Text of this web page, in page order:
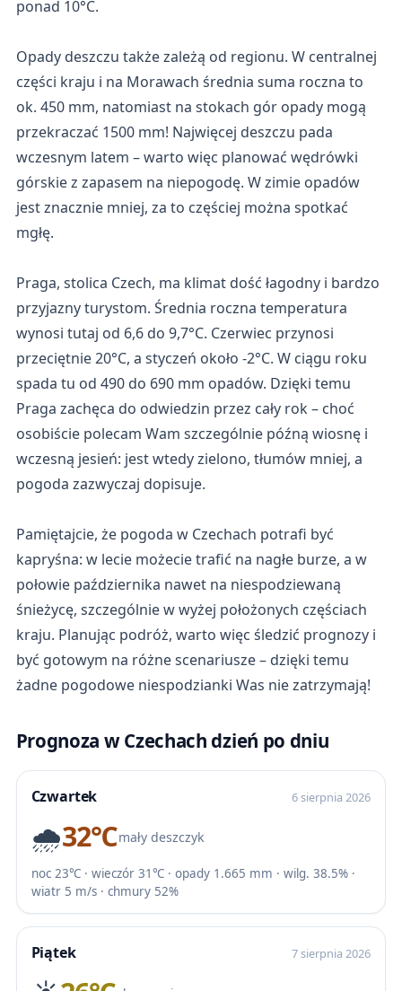
ponad 10°C.
Opady deszczu także zależą od regionu. W centralnej
części kraju i na Morawach średnia suma roczna to
ok. 450 mm, natomiast na stokach gór opady mogą
przekraczać 1500 mm! Najwięcej deszczu pada
wczesnym latem – warto więc planować wędrówki
górskie z zapasem na niepogodę. W zimie opadów
jest znacznie mniej, za to częściej można spotkać
mgłę.
Praga, stolica Czech, ma klimat dość łagodny i bardzo
przyjazny turystom. Średnia roczna temperatura
wynosi tutaj od 6,6 do 9,7°C. Czerwiec przynosi
przeciętnie 20°C, a styczeń około -2°C. W ciągu roku
spada tu od 490 do 690 mm opadów. Dzięki temu
Praga zachęca do odwiedzin przez cały rok – choć
osobiście polecam Wam szczególnie późną wiosnę i
wczesną jesień: jest wtedy zielono, tłumów mniej, a
pogoda zazwyczaj dopisuje.
Pamiętajcie, że pogoda w Czechach potrafi być
kapryśna: w lecie możecie trafić na nagłe burze, a w
połowie października nawet na niespodziewaną
śnieżycę, szczególnie w wyżej położonych częściach
kraju. Planując podróż, warto więc śledzić prognozy i
być gotowym na różne scenariusze – dzięki temu
żadne pogodowe niespodzianki Was nie zatrzymają!
Prognoza w Czechach dzień po dniu
Czwartek 6 sierpnia 2026
🌧️32℃mały deszczyk
noc 23℃ · wieczór 31℃ · opady 1.665 mm · wilg. 38.5% ·
wiatr 5 m/s · chmury 52%
Piątek 7 sierpnia 2026